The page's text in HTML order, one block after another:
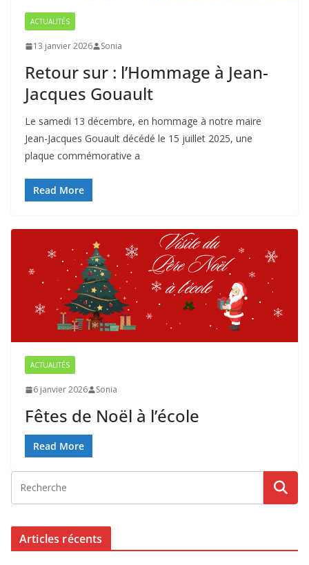
ACTUALITÉS
13 janvier 2026 Sonia
Retour sur : l’Hommage à Jean-
Jacques Gouault
Le samedi 13 décembre, en hommage à notre maire
Jean-Jacques Gouault décédé le 15 juillet 2025, une
plaque commémorative a
Read More
ACTUALITÉS
6 janvier 2026 Sonia
Fêtes de Noël à l’école
Read More
Articles récents